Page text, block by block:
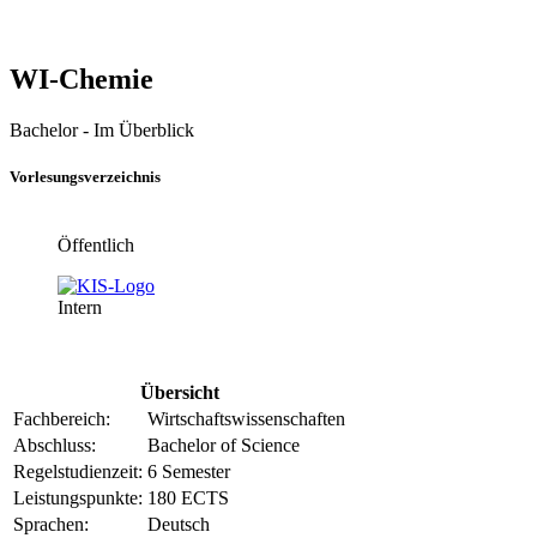
WI-Chemie
Bachelor - Im Überblick
Vorlesungsverzeichnis
Öffentlich
Intern
Übersicht
Fachbereich:
Wirtschaftswissenschaften
Abschluss:
Bachelor of Science
Regelstudienzeit: 6 Semester
Leistungspunkte: 180 ECTS
Sprachen:
Deutsch